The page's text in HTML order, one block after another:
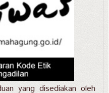
yang disediakan oleh